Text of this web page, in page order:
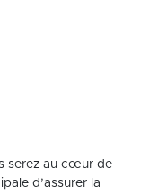
serez au cœur de
d’assurer la